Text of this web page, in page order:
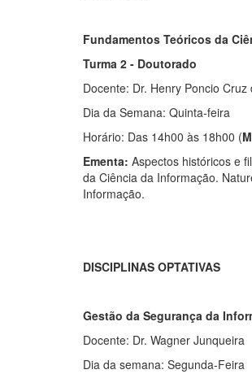
Fundamentos Teóricos da
Turma 2 - Doutorado
Docente: Dr. Henry Poncio Cruz
Dia da Semana: Quinta-feira
Horário: Das 14h00 às 18h00 (
Ementa: Aspectos históricos e
da Ciência da Informação.
Informação.
DISCIPLINAS OPTATIVAS
Gestão da Segurança da
Docente: Dr. Wagner Junqueira
Dia da semana: Segunda-Feira